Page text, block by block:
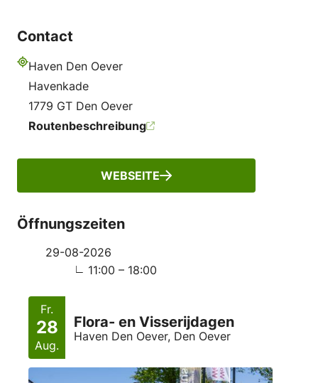
Contact
Haven Den Oever
Havenkade
1779 GT Den Oever
Routenbeschreibung
WEBSEITE
Öffnungszeiten
29-08-2026
11:00 – 18:00
Fr.
28
Aug.
Flora- en Visserijdagen
Haven Den Oever, Den Oever